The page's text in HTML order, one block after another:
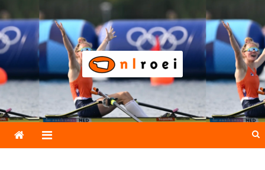
to
content
NLroei
Roeinieuws Nieuws en achtergronden over roeien